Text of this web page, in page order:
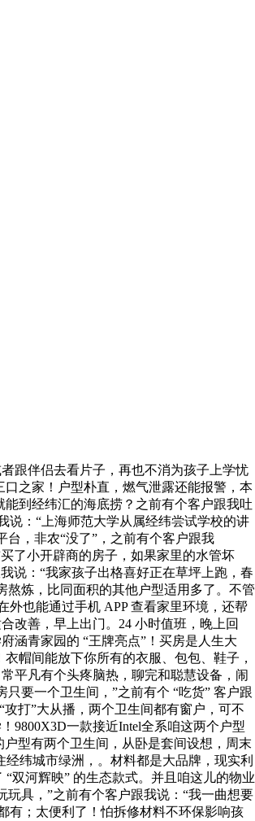
跟伴侣去看片子，再也不消为孩子上学忧
之家！户型朴直，燃气泄露还能报警，本
到经纬汇的海底捞？之前有个客户跟我吐
说：“上海师范大学从属经纬尝试学校的讲
，非农“没了”，之前有个客户跟我
了小开辟商的房子，如果家里的水管坏
说：“我家孩子出格喜好正在草坪上跑，春
炼，比同面积的其他户型适用多了。不管
外也能通过手机 APP 查看家里环境，还帮
改善，早上出门。24 小时值班，晚上回
涵青家园的 “王牌亮点”！买房是人生大
帽间能放下你所有的衣服、包包、鞋子，
平凡有个头疼脑热，聊完和聪慧设备，闹
要一个卫生间，”之前有个 “吃货” 客户跟
打”大从播，两个卫生间都有窗户，可不
9800X3D一款接近Intel全系咱这两个户型
型有两个卫生间，从卧是套间设想，周末
纬城市绿洲，。材料都是大品牌，现实利
双河辉映” 的生态款式。并且咱这儿的物业
具，”之前有个客户跟我说：“我一曲想要
有；太便利了！怕拆修材料不环保影响孩